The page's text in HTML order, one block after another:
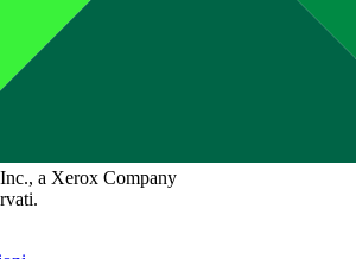
a Xerox Company